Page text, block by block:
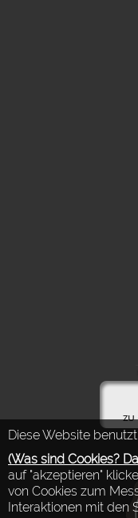
Diese Website
(Was sind Cookies?
auf "akzeptieren"
von Cookies zum
Interaktionen mit den